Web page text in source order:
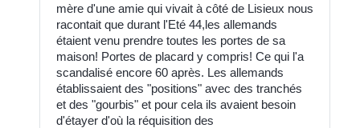
mère d'une amie qui vivait à côté de Lisieux nous
racontait que durant l'Eté 44,les allemands
étaient venu prendre toutes les portes de sa
maison! Portes de placard y compris! Ce qui l'a
scandalisé encore 60 après. Les allemands
établissaient des "positions" avec des tranchés
et des "gourbis" et pour cela ils avaient besoin
d'étayer d'où la réquisition des